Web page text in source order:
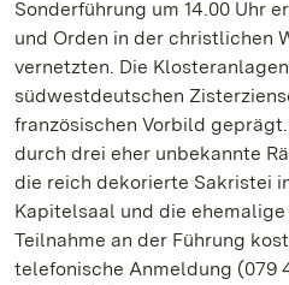
Sonderführung um 14.00 Uhr
und Orden in der christlichen
vernetzten. Die
südwestdeutschen
französischen Vorbild
durch drei eher unbekannte
die reich dekorierte Sakristei
Kapitelsaal und die
Teilnahme an der Führung
telefonische Anmeldung (079